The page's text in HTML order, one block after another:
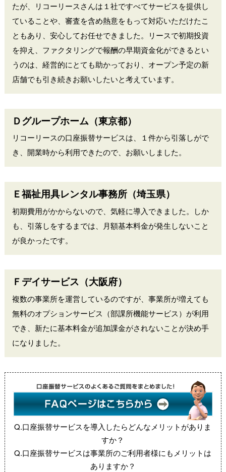
たが、リコーリースさんは１社ですべてサービスを提供し
ていることや、審査を含め熱意をもって対応いただけたこ
ともあり、安心してお任せできました。リースで初期投資
を抑え、ファクタリングで報酬の早期資金化ができるとい
うのは、経営的にとても助かっており、オープン予定の新
店舗でも引き続きお願いしたいと考えています。
Ｄグループホーム（東京都）
リコーリースの口座振替サービスは、１件から引落しがで
き、開業時から利用できたので、お願いしました。
Ｅ福祉用具レンタル事務所（埼玉県）
初期費用がかからないので、気軽に導入できました。しか
も、引落しをするまでは、月額基本料金が発生しないこと
が良かったです。
Ｆデイサービス（大阪府）
複数の事業所を運営しているのですが、事業所が増えても
無料のオプションサービス（部課所機能サービス）が利用
でき、新たに基本料金が追加課金がされないことが決め手
になりました。
Q.口座振替サービスを導入したらどんなメリットがありま
すか？
Q.口座振替サービスは事業所のご利用者様にもメリットは
ありますか？